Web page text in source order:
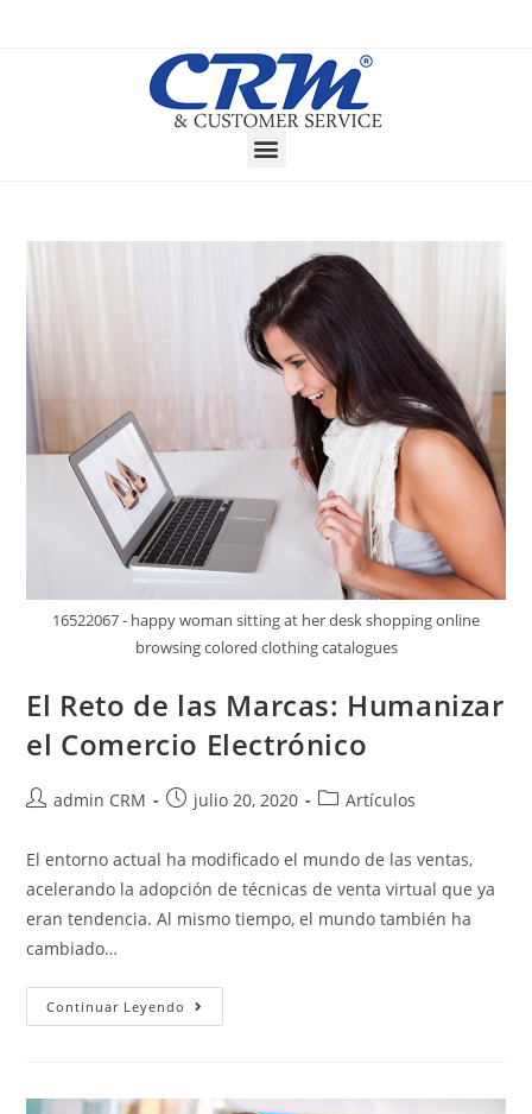
16522067 - happy woman sitting at her desk shopping online
browsing colored clothing catalogues
El Reto de las Marcas: Humanizar
el Comercio Electrónico
admin CRM julio 20, 2020 Artículos
El entorno actual ha modificado el mundo de las ventas,
acelerando la adopción de técnicas de venta virtual que ya
eran tendencia. Al mismo tiempo, el mundo también ha
cambiado…
Continuar Leyendo